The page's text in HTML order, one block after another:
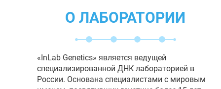
О ЛАБОРАТОРИИ
«InLab Genetics» является ведущей
специализированной ДНК лабораторией в
России. Основана специалистами с мировым